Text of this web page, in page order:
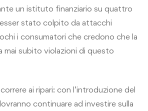
un istituto finanziario su quattro
stato colpito da attacchi
i consumatori che credono che la
mai subito violazioni di questo
ai ripari: con l’introduzione del
continuare ad investire sulla